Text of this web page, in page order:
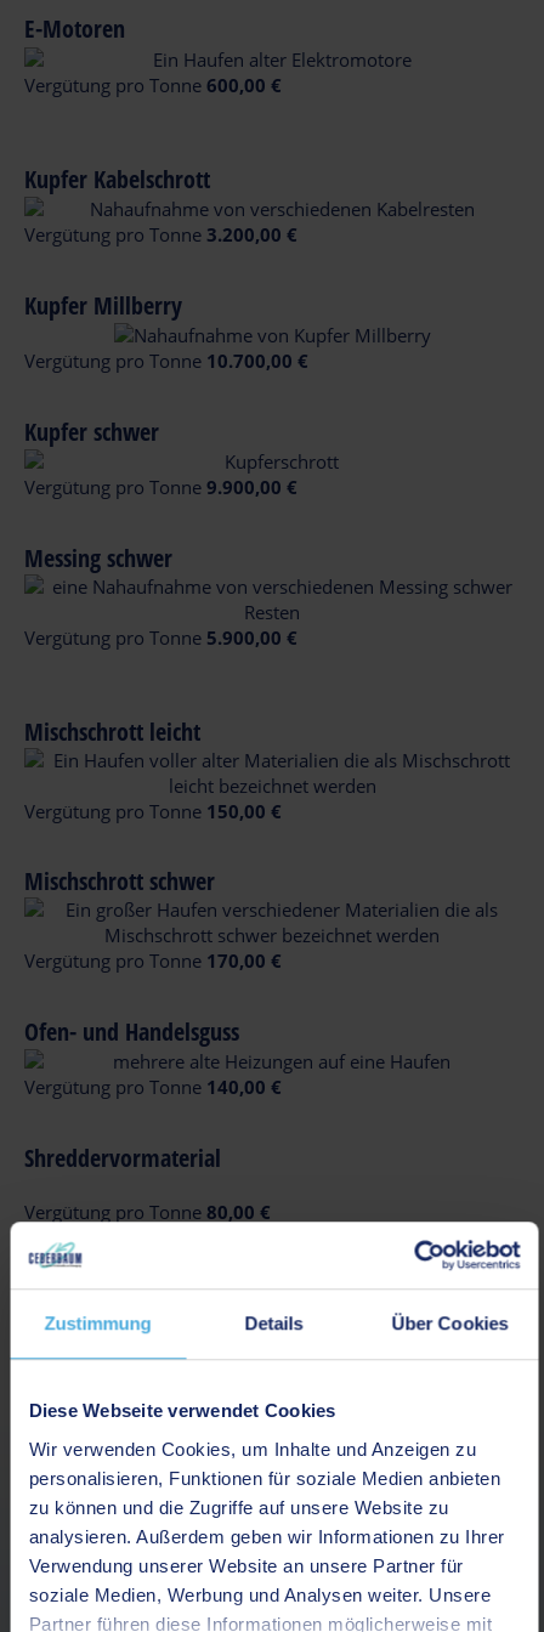
Zustimmung Details Über Cookies
Diese Webseite verwendet Cookies
Wir verwenden Cookies, um Inhalte und Anzeigen zu
personalisieren, Funktionen für soziale Medien anbieten
zu können und die Zugriffe auf unsere Website zu
analysieren. Außerdem geben wir Informationen zu Ihrer
Verwendung unserer Website an unsere Partner für
soziale Medien, Werbung und Analysen weiter. Unsere
Partner führen diese Informationen möglicherweise mit
E-Motoren
Vergütung pro Tonne 600,00 €
Kupfer Kabelschrott
Vergütung pro Tonne 3.200,00 €
Kupfer Millberry
Vergütung pro Tonne 10.700,00 €
Kupfer schwer
Vergütung pro Tonne 9.900,00 €
Messing schwer
Vergütung pro Tonne 5.900,00 €
Mischschrott leicht
Vergütung pro Tonne 150,00 €
Mischschrott schwer
Vergütung pro Tonne 170,00 €
Ofen- und Handelsguss
Vergütung pro Tonne 140,00 €
Shreddervormaterial
Vergütung pro Tonne 80,00 €
Vergütung pro Tonne1.600,00 €
Dein Rohstoff war nicht dabei?
Kontaktiere uns!
Falls du dich für Sorten interessierst, die hier nicht gelistet
sind, melde dich gerne direkt bei uns. Wir zahlen für alle
Sorten und Mengen tagesaktuelle Höchstpreise.